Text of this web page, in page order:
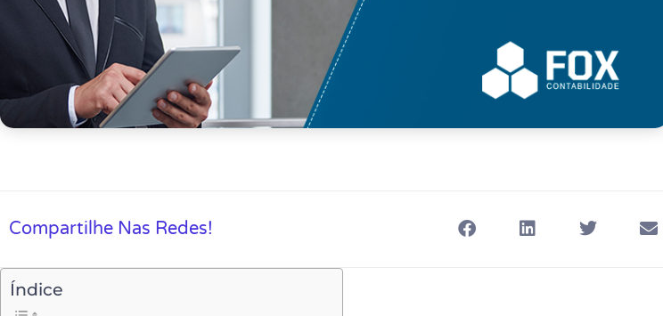
Compartilhe Nas Redes!
Índice